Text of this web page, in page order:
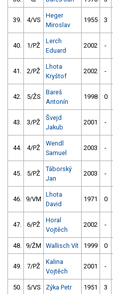
39. 4/VS
Heger
Miroslav
1955 3
40. 1/PŽ
Lerch
Eduard
2002 -
41. 2/PŽ
Lhota
Kryštof
2002 -
42. 5/ŽS
Bareš
Antonín
1998 0
43. 3/PŽ
Švejd
Jakub
2001 -
44. 4/PŽ
Wendl
Samuel
2003 -
45. 5/PŽ
Táborský
Jan
2003 -
46. 9/VM
Lhota
David
1971 0
47. 6/PŽ
Horal
Vojtěch
2002 -
48. 9/ŽM Wallisch Vít 1999 0
49. 7/PŽ
Kalina
Vojtěch
2001 -
50. 5/VS Zýka Petr 1951 3